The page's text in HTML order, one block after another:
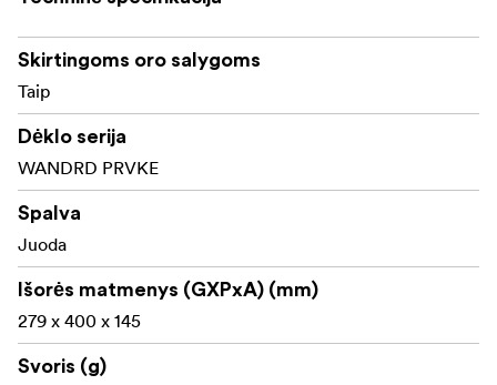
Pagrindinės savybės:
Atverčiamas dangtis
Klasikinis PRVKE priekis
Greitas užtrauktukas viršuje
Išplečiamas vandens butelio / trikojo kišenė
Skirtingoms oro salygoms
Taip
Dėklo serija
WANDRD PRVKE
Spalva
Juoda
Išorės matmenys (GXPxA) (mm)
279 x 400 x 145
Svoris (g)